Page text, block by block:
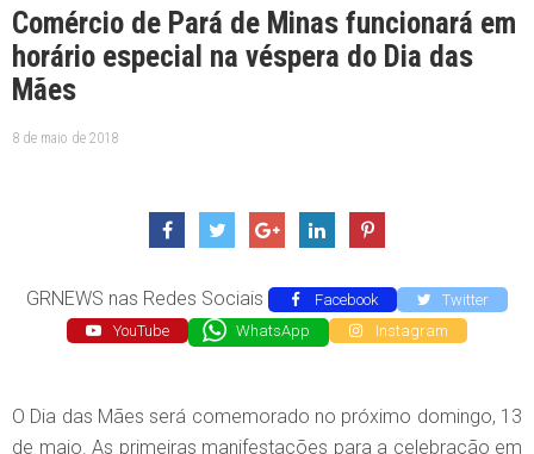
Comércio de Pará de Minas funcionará em
horário especial na véspera do Dia das
Mães
8 de maio de 2018
GRNEWS nas Redes Sociais Facebook
Twitter
YouTube
WhatsApp Instagram
O Dia das Mães será comemorado no próximo domingo, 13
de maio. As primeiras manifestações para a celebração em